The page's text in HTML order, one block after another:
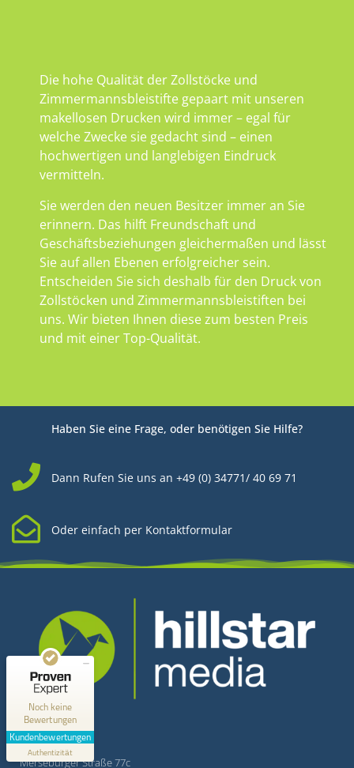
Die hohe Qualität der Zollstöcke und
Zimmermannsbleistifte gepaart mit unseren
makellosen Drucken wird immer – egal für
welche Zwecke sie gedacht sind – einen
hochwertigen und langlebigen Eindruck
vermitteln.
Sie werden den neuen Besitzer immer an Sie
erinnern. Das hilft Freundschaft und
Geschäftsbeziehungen gleichermaßen und lässt
Sie auf allen Ebenen erfolgreicher sein.
Entscheiden Sie sich deshalb für den Druck von
Zollstöcken und Zimmermannsbleistiften bei
uns. Wir bieten Ihnen diese zum besten Preis
und mit einer Top-Qualität.
Haben Sie eine Frage, oder benötigen Sie Hilfe?
Dann Rufen Sie uns an +49 (0) 34771/ 40 69 71
Oder einfach per Kontaktformular
Kontakt
Hillstar Media
Merseburger Straße 77c
Noch keine
Bewertungen
Kundenbewertungen
Authentizität
Kundenbewertungen und Erfahrungen zu
Hillstar Media
MANGELHAFT
0,00 / 5,00
Erfahren Sie mehr über dieses Bewertungssiegel
Profil ansehen